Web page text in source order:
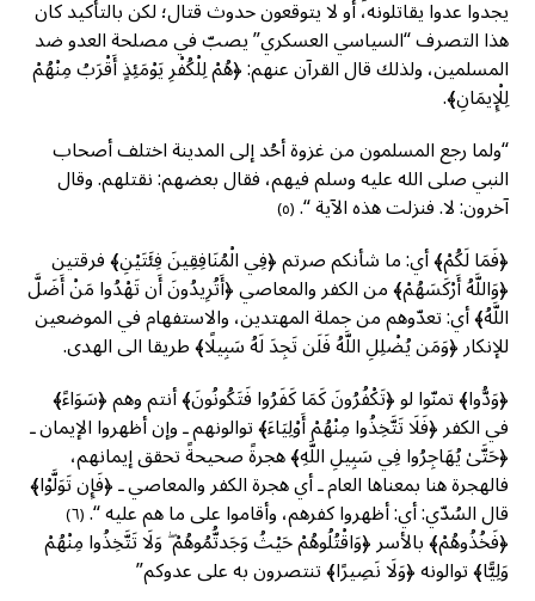
يجدوا عدوا يقاتلونه، أو لا يتوقعون حدوث قتال؛ لكن بالتأكيد كان
هذا التصرف “السياسي العسكري” يصبّ في مصلحة العدو ضد
المسلمين، ولذلك قال القرآن عنهم: ﴿هُمْ لِلْكُفْرِ يَوْمَئِذٍ أَقْرَبُ مِنْهُمْ
لِلْإِيمَانِ﴾.
“ولما رجع المسلمون من غزوة أحُد إلى المدينة اختلف أصحاب
النبي صلى الله عليه وسلم فيهم، فقال بعضهم: نقتلهم. وقال
آخرون: لا. فنزلت هذه الآية “.(٥)
﴿فَمَا لَكُمْ﴾ أي: ما شأنكم صرتم ﴿فِي الْمُنَافِقِينَ فِئَتَيْنِ﴾ فرقتين
﴿وَاللَّهُ أَرْكَسَهُمْ﴾ من الكفر والمعاصي ﴿أَتُرِيدُونَ أَن تَهْدُوا مَنْ أَضَلَّ
اللَّهُ﴾ أي: تعدّوهم من جملة المهتدين، والاستفهام في الموضعين
للإنكار ﴿وَمَن يُضْلِلِ اللَّهُ فَلَن تَجِدَ لَهُ سَبِيلًا﴾ طريقا الى الهدى.
﴿وَدُّوا﴾ تمنّوا لو ﴿تَكْفُرُونَ كَمَا كَفَرُوا فَتَكُونُونَ﴾ أنتم وهم ﴿سَوَاءً﴾
في الكفر ﴿فَلَا تَتَّخِذُوا مِنْهُمْ أَوْلِيَاءَ﴾ توالونهم ـ وإن أظهروا الإيمان ـ
﴿حَتَّىٰ يُهَاجِرُوا فِي سَبِيلِ اللَّهِ﴾ هجرةً صحيحةً تحقق إيمانهم،
فالهجرة هنا بمعناها العام ـ أي هجرة الكفر والمعاصي ـ ﴿فَإِن تَوَلَّوْا﴾
قال السُدّي: أي: أظهروا كفرهم، وأقاموا على ما هم عليه “.(٦)
﴿فَخُذُوهُمْ﴾ بالأسر ﴿وَاقْتُلُوهُمْ حَيْثُ وَجَدتُّمُوهُمْ ۖ وَلَا تَتَّخِذُوا مِنْهُمْ
وَلِيًّا﴾ توالونه ﴿وَلَا نَصِيرًا﴾ تنتصرون به على عدوكم”